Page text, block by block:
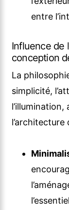
entre
Influence de
conception
La
simplicité,
l’architecture